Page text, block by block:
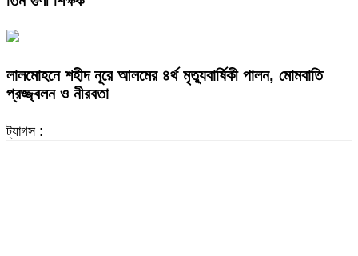
লালমোহনে শহীদ নূরে আলমের ৪র্থ মৃত্যুবার্ষিকী পালন, মোমবাতি
প্রজ্জ্বলন ও নীরবতা
ট্যাগস :